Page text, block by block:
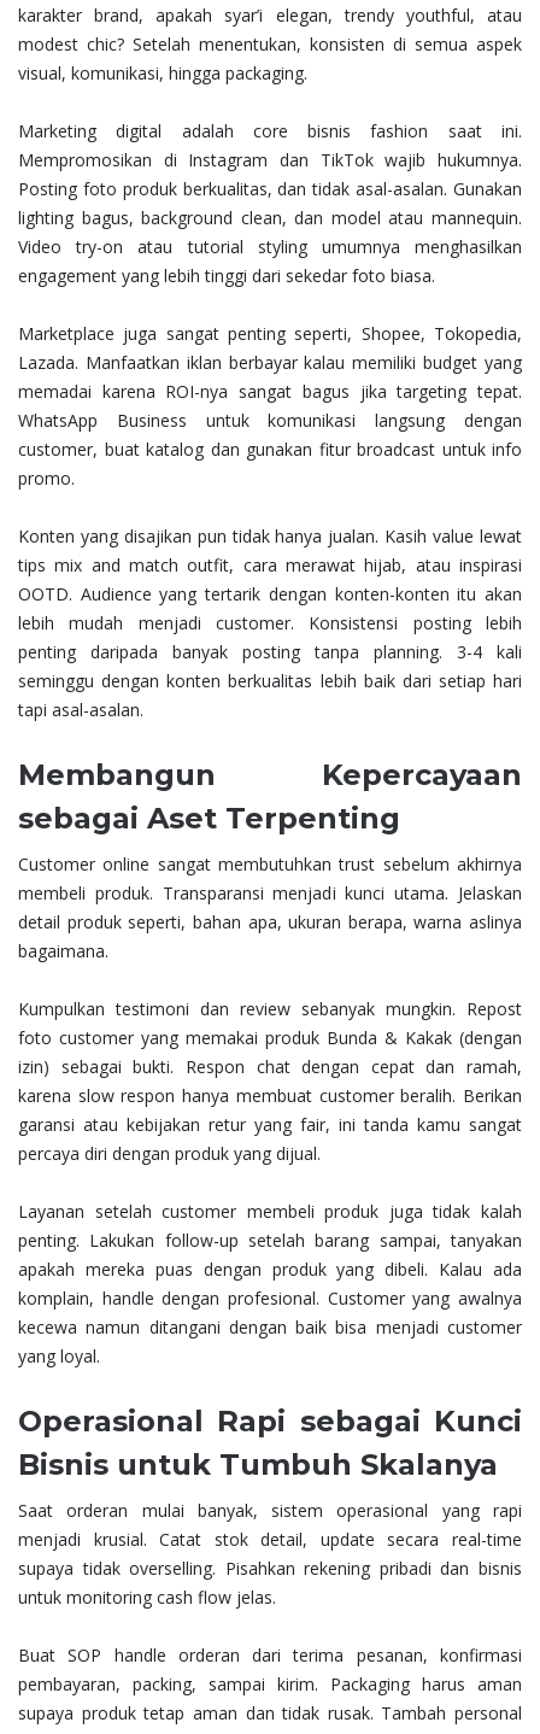
karakter brand, apakah syar’i elegan, trendy youthful, atau
modest chic? Setelah menentukan, konsisten di semua aspek
visual, komunikasi, hingga packaging.
Marketing digital adalah core bisnis fashion saat ini.
Mempromosikan di Instagram dan TikTok wajib hukumnya.
Posting foto produk berkualitas, dan tidak asal-asalan. Gunakan
lighting bagus, background clean, dan model atau mannequin.
Video try-on atau tutorial styling umumnya menghasilkan
engagement yang lebih tinggi dari sekedar foto biasa.
Marketplace juga sangat penting seperti, Shopee, Tokopedia,
Lazada. Manfaatkan iklan berbayar kalau memiliki budget yang
memadai karena ROI-nya sangat bagus jika targeting tepat.
WhatsApp Business untuk komunikasi langsung dengan
customer, buat katalog dan gunakan fitur broadcast untuk info
promo.
Konten yang disajikan pun tidak hanya jualan. Kasih value lewat
tips mix and match outfit, cara merawat hijab, atau inspirasi
OOTD. Audience yang tertarik dengan konten-konten itu akan
lebih mudah menjadi customer. Konsistensi posting lebih
penting daripada banyak posting tanpa planning. 3-4 kali
seminggu dengan konten berkualitas lebih baik dari setiap hari
tapi asal-asalan.
Membangun Kepercayaan
sebagai Aset Terpenting
Customer online sangat membutuhkan trust sebelum akhirnya
membeli produk. Transparansi menjadi kunci utama. Jelaskan
detail produk seperti, bahan apa, ukuran berapa, warna aslinya
bagaimana.
Kumpulkan testimoni dan review sebanyak mungkin. Repost
foto customer yang memakai produk Bunda & Kakak (dengan
izin) sebagai bukti. Respon chat dengan cepat dan ramah,
karena slow respon hanya membuat customer beralih. Berikan
garansi atau kebijakan retur yang fair, ini tanda kamu sangat
percaya diri dengan produk yang dijual.
Layanan setelah customer membeli produk juga tidak kalah
penting. Lakukan follow-up setelah barang sampai, tanyakan
apakah mereka puas dengan produk yang dibeli. Kalau ada
komplain, handle dengan profesional. Customer yang awalnya
kecewa namun ditangani dengan baik bisa menjadi customer
yang loyal.
Operasional Rapi sebagai Kunci
Bisnis untuk Tumbuh Skalanya
Saat orderan mulai banyak, sistem operasional yang rapi
menjadi krusial. Catat stok detail, update secara real-time
supaya tidak overselling. Pisahkan rekening pribadi dan bisnis
untuk monitoring cash flow jelas.
Buat SOP handle orderan dari terima pesanan, konfirmasi
pembayaran, packing, sampai kirim. Packaging harus aman
supaya produk tetap aman dan tidak rusak. Tambah personal